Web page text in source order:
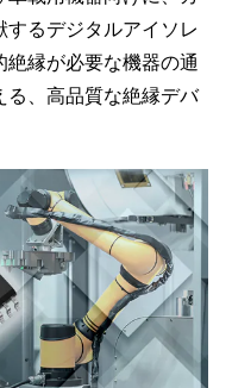
るデジタルアイソレ
縁が必要な機器の通
る、高品質な絶縁デバ